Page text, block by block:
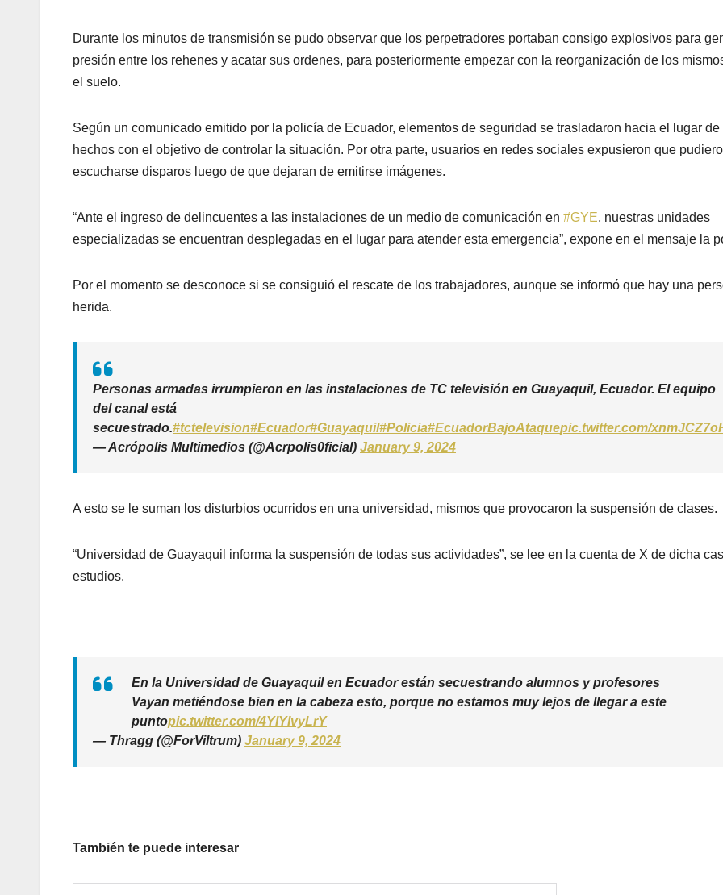
Durante los minutos de transmisión se pudo observar que los perpetradores portaban consigo explosivos para
presión entre los rehenes y acatar sus ordenes, para posteriormente empezar con la reorganización de los
el suelo.
Según un comunicado emitido por la policía de Ecuador, elementos de seguridad se trasladaron hacia el lugar de
hechos con el objetivo de controlar la situación. Por otra parte, usuarios en redes sociales expusieron que
escucharse disparos luego de que dejaran de emitirse imágenes.
“Ante el ingreso de delincuentes a las instalaciones de un medio de comunicación en #GYE, nuestras unidades
especializadas se encuentran desplegadas en el lugar para atender esta emergencia”, expone en el mensaje la
Por el momento se desconoce si se consiguió el rescate de los trabajadores, aunque se informó que hay una
herida.
Personas armadas irrumpieron en las instalaciones de TC televisión en Guayaquil, Ecuador. El equipo
del canal está
secuestrado.#tctelevision#Ecuador#Guayaquil#Policia#EcuadorBajoAtaquepic.twitter.com/
— Acrópolis Multimedios (@Acrpolis0ficial) January 9, 2024
A esto se le suman los disturbios ocurridos en una universidad, mismos que provocaron la suspensión de clases.
“Universidad de Guayaquil informa la suspensión de todas sus actividades”, se lee en la cuenta de X de dicha
estudios.
En la Universidad de Guayaquil en Ecuador están secuestrando alumnos y profesores
Vayan metiéndose bien en la cabeza esto, porque no estamos muy lejos de llegar a este
puntopic.twitter.com/4YIYIvyLrY
— Thragg (@ForViltrum) January 9, 2024
También te puede interesar